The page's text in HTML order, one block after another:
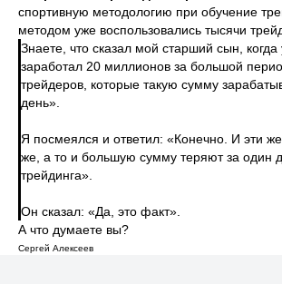
спортивную методологию при обучение
методом уже воспользовались тысячи
Знаете, что сказал мой старший сын, когда
заработал 20 миллионов за большой
трейдеров, которые такую сумму
день».
Я посмеялся и ответил: «Конечно. И эти
же, а то и большую сумму теряют за один
трейдинга».
Он сказал: «Да, это факт».
А что думаете вы?
Сергей Алексеев